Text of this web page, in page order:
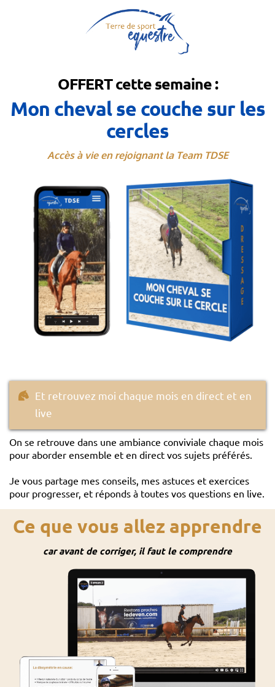
OFFERT cette semaine :
Mon cheval se couche sur les
cercles
Accès à vie en rejoignant la Team TDSE
Et retrouvez moi chaque mois en direct et en
live
On se retrouve dans une ambiance conviviale chaque mois
pour aborder ensemble et en direct vos sujets préférés.
Je vous partage mes conseils, mes astuces et exercices
pour progresser, et réponds à toutes vos questions en live.
Ce que vous allez apprendre
car avant de corriger, il faut le comprendre